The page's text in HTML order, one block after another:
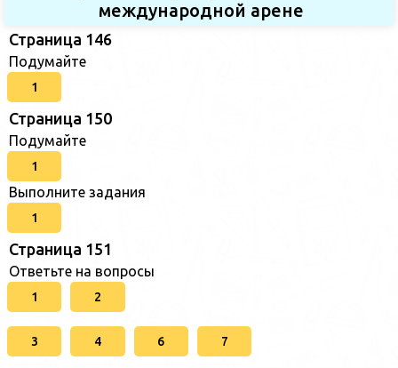
международной арене
Страница 146
Подумайте
1
Страница 150
Подумайте
1
Выполните задания
1
Страница 151
Ответьте на вопросы
1 2
3 4 6 7